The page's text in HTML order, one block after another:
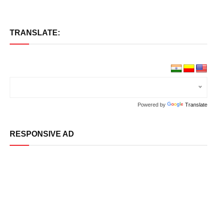
TRANSLATE:
Powered by Translate
RESPONSIVE AD